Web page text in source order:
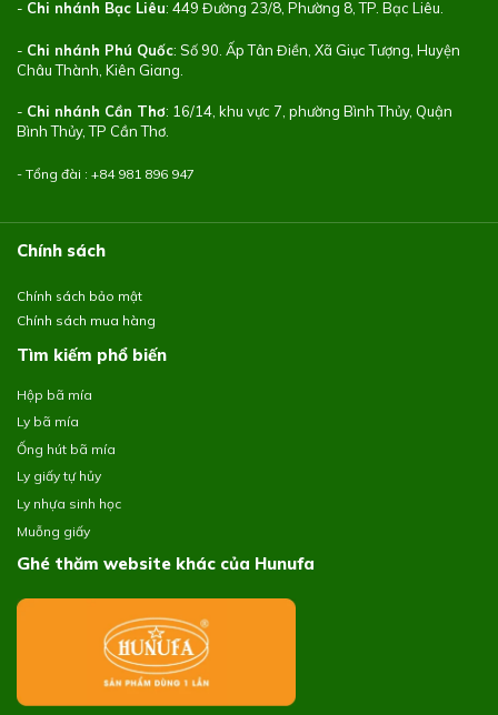
- Chi nhánh Bạc Liêu: 449 Đường 23/8, Phường 8, TP. Bạc Liêu.
- Chi nhánh Phú Quốc: Số 90. Ấp Tân Điền, Xã Giục Tượng, Huyện
Châu Thành, Kiên Giang.
- Chi nhánh Cần Thơ: 16/14, khu vực 7, phường Bình Thủy, Quận
Bình Thủy, TP Cần Thơ.
- Tổng đài : +84 981 896 947
Chính sách
Chính sách bảo mật
Chính sách mua hàng
Tìm kiếm phổ biến
Hộp bã mía
Ly bã mía
Ống hút bã mía
Ly giấy tự hủy
Ly nhựa sinh học
Muỗng giấy
Ghé thăm website khác của Hunufa